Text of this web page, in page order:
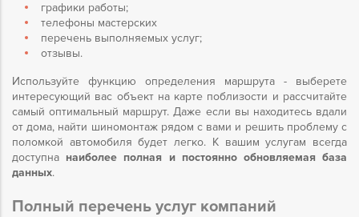
графики работы;
телефоны мастерских
перечень выполняемых услуг;
отзывы.
Используйте функцию определения маршрута - выберете
интересующий вас объект на карте поблизости и рассчитайте
самый оптимальный маршрут. Даже если вы находитесь вдали
от дома, найти шиномонтаж рядом с вами и решить проблему с
поломкой автомобиля будет легко. К вашим услугам всегда
доступна наиболее полная и постоянно обновляемая база
данных.
Полный перечень услуг компаний